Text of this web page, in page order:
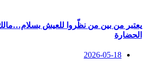
يعتبر من بين من نظّروا للعيش
الحضارة
2026-05-18